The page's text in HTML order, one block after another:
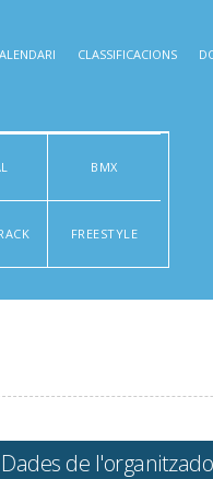
CLASSIFICACIONS
BMX
FREESTYLE
Dades de